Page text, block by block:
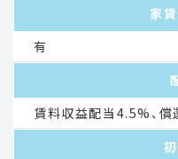
家
有
賃料収益配当4.5%、